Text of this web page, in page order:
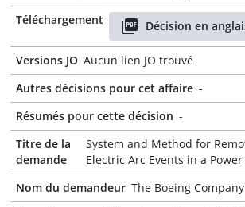
Téléchargement
Décision en
Versions JO Aucun lien JO trouvé
Autres décisions pour cet affaire -
Résumés pour cette décision -
Titre de la
demande
System and Method for
Electric Arc Events in a Power
Nom du demandeur The Boeing Company